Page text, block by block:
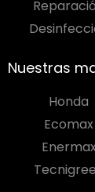
Nuestras
Honda
Ecomax
Enermax